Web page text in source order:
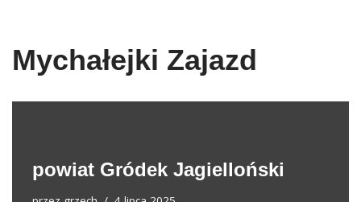
Mychałejki Zajazd
powiat Gródek Jagielloński